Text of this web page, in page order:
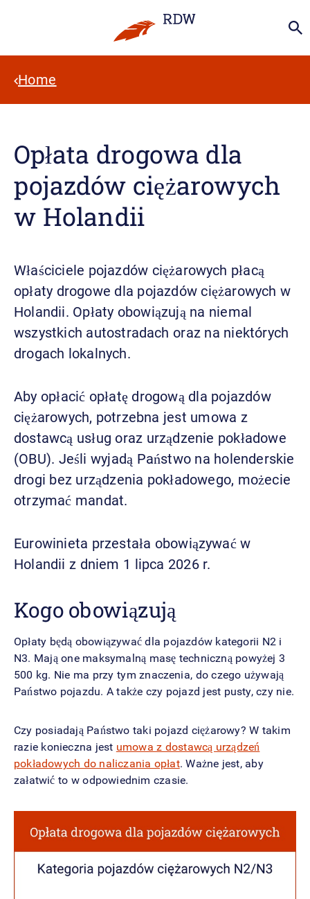
Home
Opłata drogowa dla
pojazdów ciężarowych
w Holandii
Właściciele pojazdów ciężarowych płacą
opłaty drogowe dla pojazdów ciężarowych w
Holandii. Opłaty obowiązują na niemal
wszystkich autostradach oraz na niektórych
drogach lokalnych.
Aby opłacić opłatę drogową dla pojazdów
ciężarowych, potrzebna jest umowa z
dostawcą usług oraz urządzenie pokładowe
(OBU). Jeśli wyjadą Państwo na holenderskie
drogi bez urządzenia pokładowego, możecie
otrzymać mandat.
Eurowinieta przestała obowiązywać w
Holandii z dniem 1 lipca 2026 r.
Kogo obowiązują
Opłaty będą obowiązywać dla pojazdów kategorii N2 i
N3. Mają one maksymalną masę techniczną powyżej 3
500 kg. Nie ma przy tym znaczenia, do czego używają
Państwo pojazdu. A także czy pojazd jest pusty, czy nie.
Czy posiadają Państwo taki pojazd ciężarowy? W takim
razie konieczna jest umowa z dostawcą urządzeń
pokładowych do naliczania opłat. Ważne jest, aby
załatwić to w odpowiednim czasie.